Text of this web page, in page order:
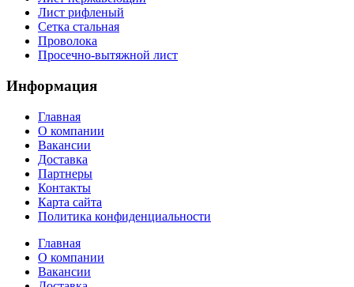
Лист рифленый
Сетка стальная
Проволока
Просечно-вытяжной лист
Информация
Главная
О компании
Вакансии
Доставка
Партнеры
Контакты
Карта сайта
Политика конфиденциальности
Главная
О компании
Вакансии